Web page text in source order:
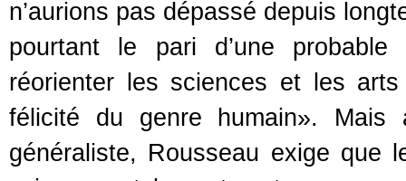
n’aurions pas dépassé depuis
pourtant le pari d’une
réorienter les sciences et les
félicité du genre humain». Mais
généraliste, Rousseau exige que